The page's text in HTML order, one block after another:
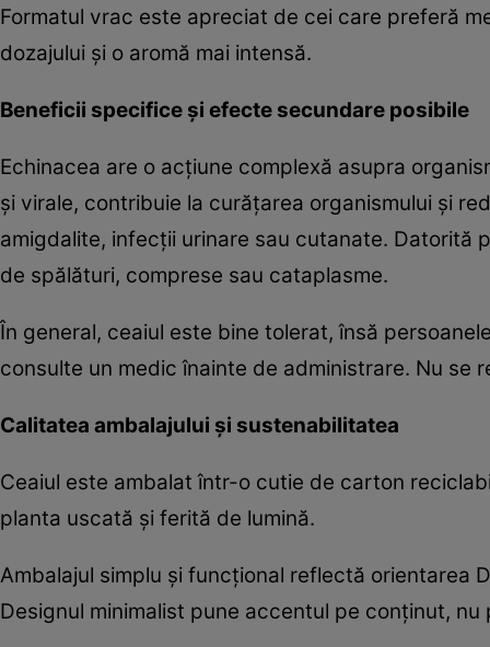
Formatul vrac este apreciat de cei care preferă
dozajului și o aromă mai intensă.
Beneficii specifice și efecte secundare posibile
Echinacea are o acțiune complexă asupra
și virale, contribuie la curățarea organismului și
amigdalite, infecții urinare sau cutanate.
de spălături, comprese sau cataplasme.
În general, ceaiul este bine tolerat, însă
consulte un medic înainte de administrare. Nu se
Calitatea ambalajului și sustenabilitatea
Ceaiul este ambalat într-o cutie de carton
planta uscată și ferită de lumină.
Ambalajul simplu și funcțional reflectă orientarea
Designul minimalist pune accentul pe conținut, nu